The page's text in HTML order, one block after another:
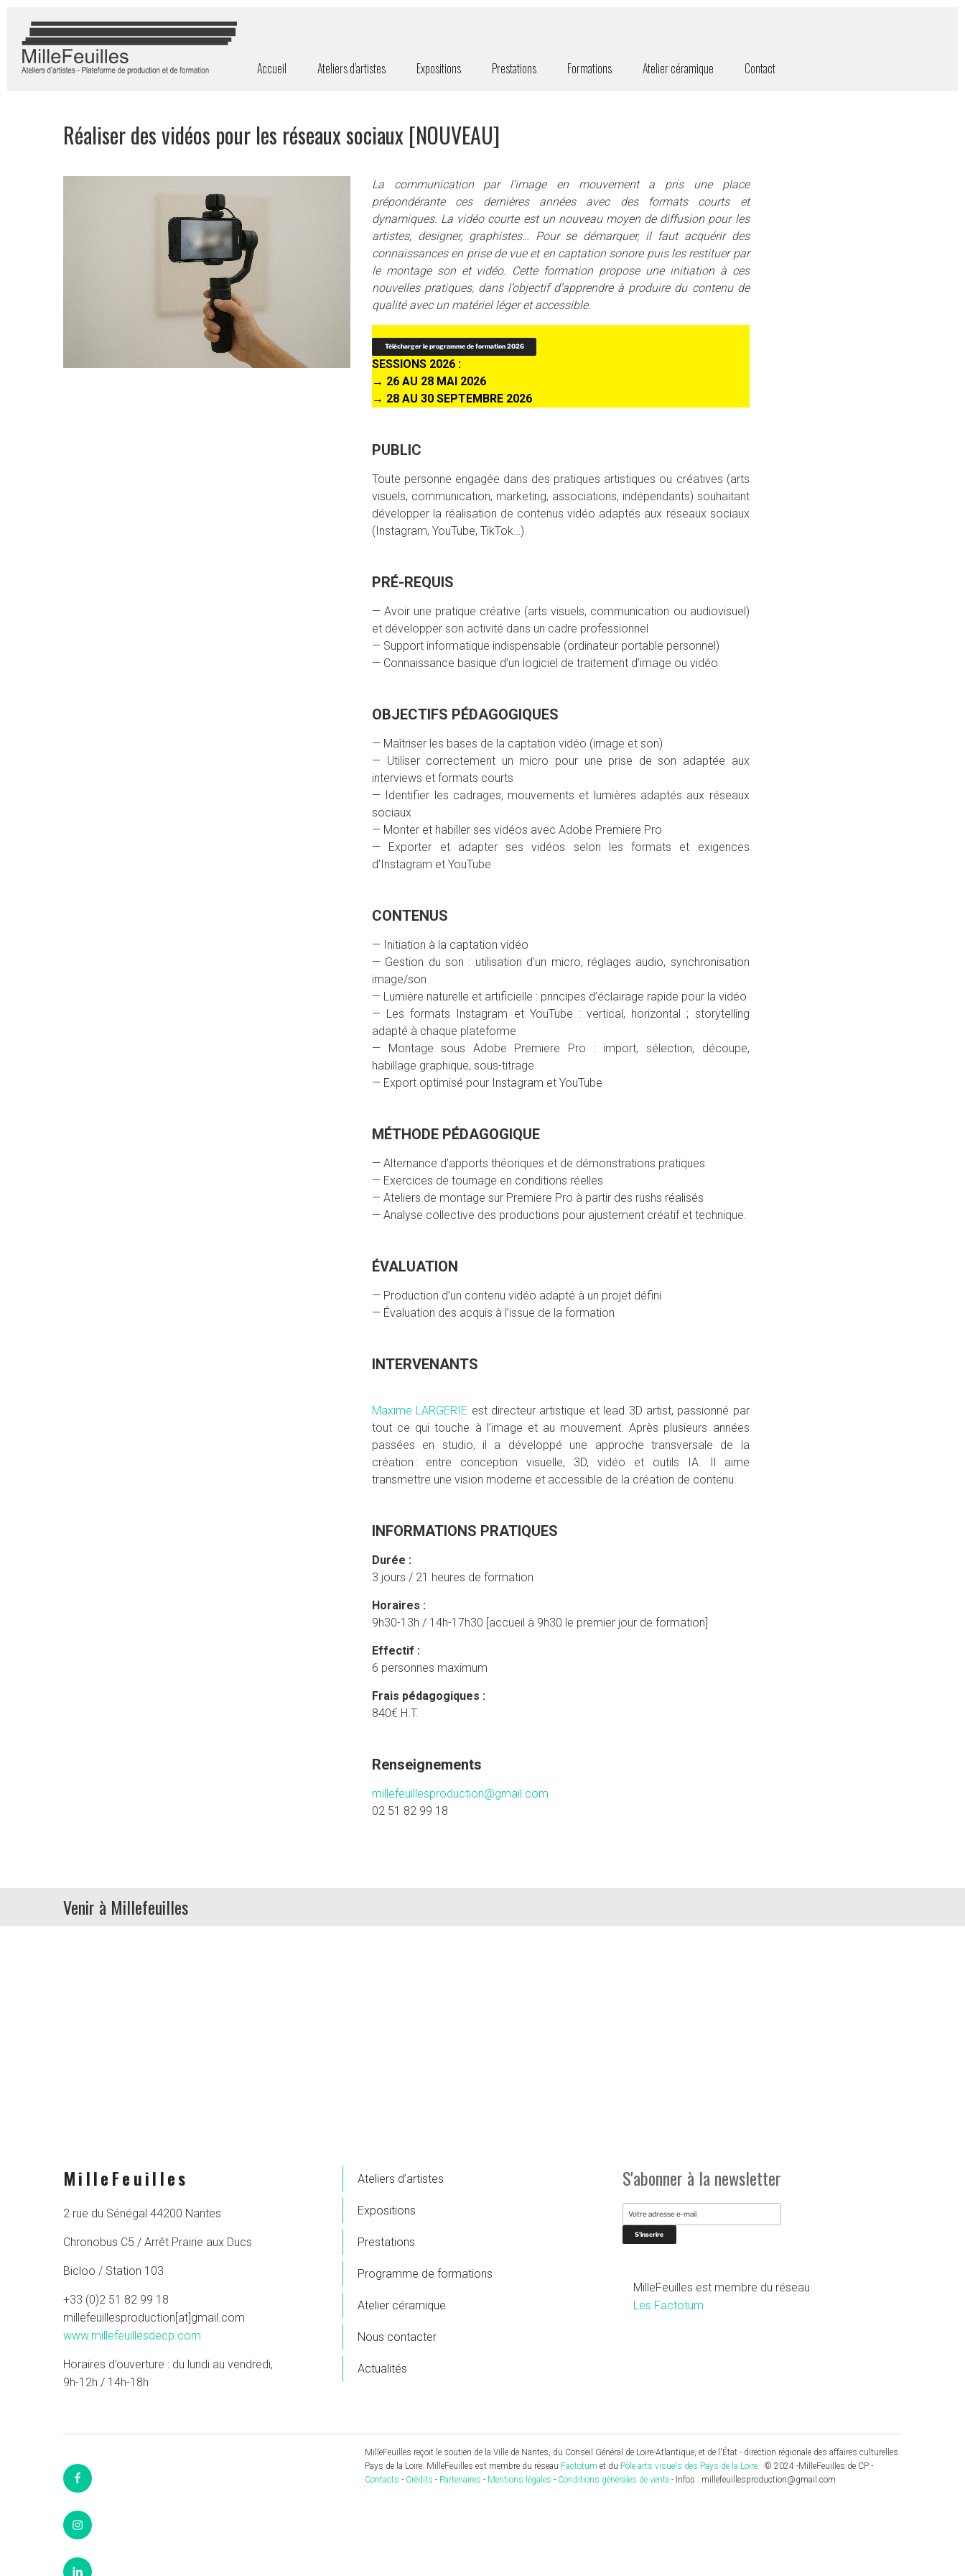
Accueil Ateliers d’artistes Expositions Prestations Formations Atelier céramique Contact
Réaliser des vidéos pour les réseaux sociaux [NOUVEAU]
La communication par l’image en mouvement a pris une place
prépondérante ces dernières années avec des formats courts et
dynamiques. La vidéo courte est un nouveau moyen de diffusion pour les
artistes, designer, graphistes… Pour se démarquer, il faut acquérir des
connaissances en prise de vue et en captation sonore puis les restituer par
le montage son et vidéo. Cette formation propose une initiation à ces
nouvelles pratiques, dans l’objectif d’apprendre à produire du contenu de
qualité avec un matériel léger et accessible.
Télécharger le programme de formation 2026
SESSIONS 2026 :
→ 26 AU 28 MAI 2026
→ 28 AU 30 SEPTEMBRE 2026
PUBLIC
Toute personne engagée dans des pratiques artistiques ou créatives (arts
visuels, communication, marketing, associations, indépendants) souhaitant
développer la réalisation de contenus vidéo adaptés aux réseaux sociaux
(Instagram, YouTube, TikTok…).
PRÉ-REQUIS
— Avoir une pratique créative (arts visuels, communication ou audiovisuel)
et développer son activité dans un cadre professionnel
— Support informatique indispensable (ordinateur portable personnel)
— Connaissance basique d’un logiciel de traitement d’image ou vidéo
OBJECTIFS PÉDAGOGIQUES
— Maîtriser les bases de la captation vidéo (image et son)
— Utiliser correctement un micro pour une prise de son adaptée aux
interviews et formats courts
— Identifier les cadrages, mouvements et lumières adaptés aux réseaux
sociaux
— Monter et habiller ses vidéos avec Adobe Premiere Pro
— Exporter et adapter ses vidéos selon les formats et exigences
d’Instagram et YouTube
CONTENUS
— Initiation à la captation vidéo
— Gestion du son : utilisation d’un micro, réglages audio, synchronisation
image/son
— Lumière naturelle et artificielle : principes d’éclairage rapide pour la vidéo
— Les formats Instagram et YouTube : vertical, horizontal ; storytelling
adapté à chaque plateforme
— Montage sous Adobe Premiere Pro : import, sélection, découpe,
habillage graphique, sous-titrage
— Export optimisé pour Instagram et YouTube
MÉTHODE PÉDAGOGIQUE
— Alternance d’apports théoriques et de démonstrations pratiques
— Exercices de tournage en conditions réelles
— Ateliers de montage sur Premiere Pro à partir des rushs réalisés
— Analyse collective des productions pour ajustement créatif et technique.
ÉVALUATION
— Production d’un contenu vidéo adapté à un projet défini
— Évaluation des acquis à l’issue de la formation
INTERVENANTS
Maxime LARGERIE est directeur artistique et lead 3D artist, passionné par
tout ce qui touche à l’image et au mouvement. Après plusieurs années
passées en studio, il a développé une approche transversale de la
création : entre conception visuelle, 3D, vidéo et outils IA. Il aime
transmettre une vision moderne et accessible de la création de contenu.
INFORMATIONS PRATIQUES
Durée :
3 jours / 21 heures de formation
Horaires :
9h30-13h / 14h-17h30 [accueil à 9h30 le premier jour de formation]
Effectif :
6 personnes maximum
Frais pédagogiques :
840€ H.T.
Renseignements
millefeuillesproduction@gmail.com
02 51 82 99 18
Venir à Millefeuilles
MilleFeuilles
2 rue du Sénégal 44200 Nantes
Chronobus C5 / Arrêt Prairie aux Ducs
Bicloo / Station 103
+33 (0)2 51 82 99 18
millefeuillesproduction[at]gmail.com
www.millefeuillesdecp.com
Horaires d’ouverture : du lundi au vendredi,
9h-12h / 14h-18h
Ateliers d’artistes
Expositions
Prestations
Programme de formations
Atelier céramique
Nous contacter
Actualités
S'abonner à la newsletter
MilleFeuilles est membre du réseau
Les Factotum
Facebook
Instagram
LinkedIn
MilleFeuilles reçoit le soutien de la Ville de Nantes, du Conseil Général de Loire-Atlantique, et de l'État - direction régionale des affaires culturelles
Pays de la Loire. MilleFeuilles est membre du réseau Factotum et du Pôle arts visuels des Pays de la Loire. © 2024 -MilleFeuilles de CP -
Contacts - Crédits - Partenaires - Mentions légales - Conditions générales de vente - Infos : millefeuillesproduction@gmail.com